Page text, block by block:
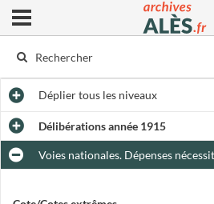
Archives municipales
Ouvrir le menu déroulant
Dépliertous les niveaux
Délibérations année 1915
Voies nationales. Dépenses